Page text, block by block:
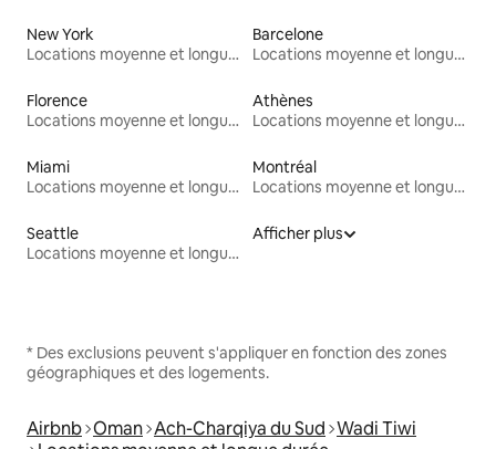
New York
Locations moyenne et longue durée
Barcelone
Locations moyenne et longue durée
Florence
Locations moyenne et longue durée
Athènes
Locations moyenne et longue durée
Miami
Locations moyenne et longue durée
Montréal
Locations moyenne et longue durée
Seattle
Locations moyenne et longue durée
Afficher plus
* Des exclusions peuvent s'appliquer en fonction des zones
géographiques et des logements.
Airbnb Oman Ach-Charqiya du Sud Wadi Tiwi